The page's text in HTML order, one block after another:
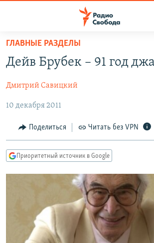
упрощенного
доступа
содержанию
Вернутся
главной
навигации
Вернутся
ПОДКАСТЫ
АВТОРСКИЕ ПРОЕКТЫ
ЦИТАТЫ СВОБОДЫ
МНЕНИЯ
КУЛЬТУРА
IDEL.РЕАЛИИ
КАВКАЗ.РЕАЛИИ
СИБИРЬ.РЕАЛИИ
РАСПИСАНИЕ ВЕЩАНИЯ
ГЛАВНЫЕ РАЗДЕЛЫ
Дейв Брубек – 91 год
Дмитрий Савицкий
10 декабря 2011
Поделиться Читать без VPN
Приоритетный источник в Google